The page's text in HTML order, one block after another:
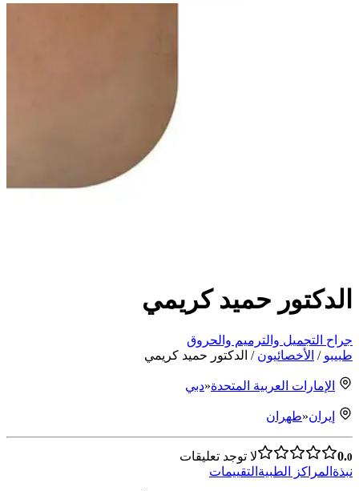
الدكتور حميد كريمي
جراح التجميل والترميم والحروق
طبیبو / الأخصائيون / الدكتور حميد كريمي
الإمارات العربية المتحدة«دبي
إيران«طهران
0.0
لا توجد تعليقات
نبذة المراكز الطبية التقييمات